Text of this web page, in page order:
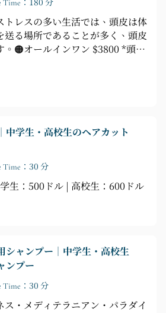
Time：180 分
トレスの多い生活では、頭皮は体
送る場所であることが多く、頭皮
。🟠オールインワン $3800 *頭皮
ケア＋アイマッサージ *耳道ス
*目のスチーム循環 *治療的ヘッ
角質除去とコンディショニング
ジ *シャンプー/ブロードライ/
*軽食とお茶
中学生・高校生のヘアカット
Time：30 分
生：500ドル | 高校生：600ドル
シャンプー｜中学生・高校生
ンプー
Time：30 分
ス・メディテラニアン・パラダイ